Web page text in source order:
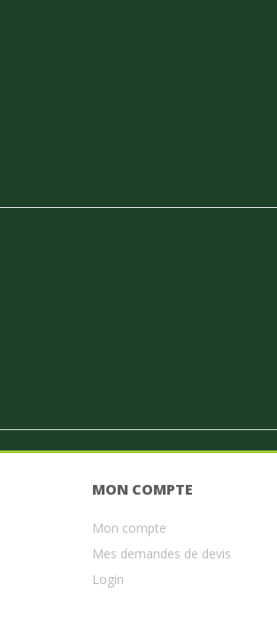
MON COMPTE
Mon compte
Mes demandes de devis
Login